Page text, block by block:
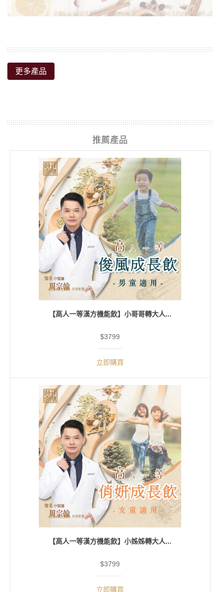
更多產品
推薦產品
【高人一等漢方機能飲】小哥哥轉大人...
$3799
立即購買
【高人一等漢方機能飲】小姊姊轉大人...
$3799
立即購買